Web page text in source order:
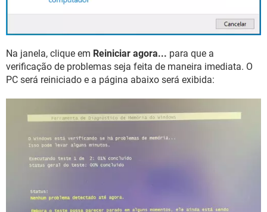
Na janela, clique em Reiniciar agora... para que a
verificação de problemas seja feita de maneira imediata. O
PC será reiniciado e a página abaixo será exibida: